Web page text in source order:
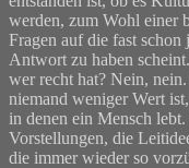
werden, zum Wohl einer
Fragen auf die fast schon
Antwort zu haben
wer recht hat? Nein,
niemand weniger Wert
in denen ein Mensch
Vorstellungen, die
die immer wieder so